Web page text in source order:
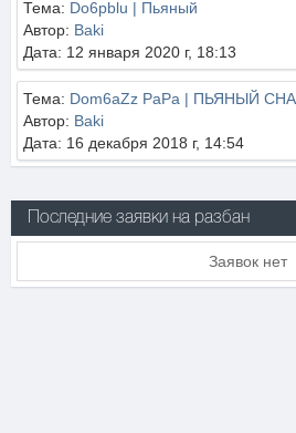
Тема: Do6pblu | Пьяный
Автор: Baki
Дата: 12 января 2020 г, 18:13
Тема: Dom6aZz PaPa | ПЬЯНЫЙ
Автор: Baki
Дата: 16 декабря 2018 г, 14:54
Последние заявки на разбан
Заявок нет